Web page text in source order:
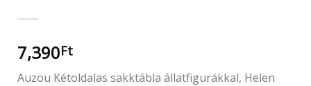
7,390Ft
Auzou Kétoldalas sakktábla állatfigurákkal, Helen